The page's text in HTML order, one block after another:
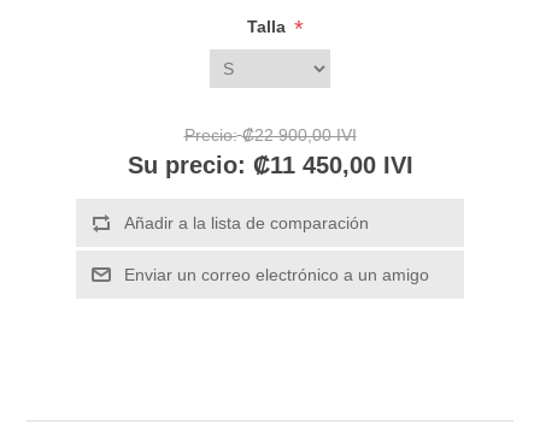
Talla *
Precio: ₡22 900,00 IVI
Su precio: ₡11 450,00 IVI